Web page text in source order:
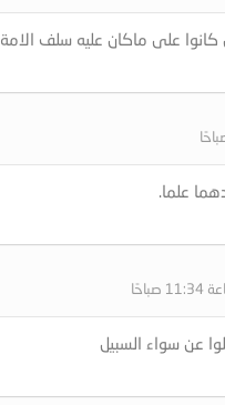
على ماكان عليه سلف الامة
علما.
عن سواء السبيل